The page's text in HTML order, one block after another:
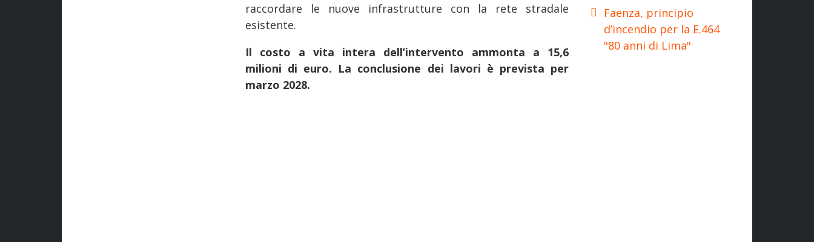
raccordare le nuove infrastrutture con la rete stradale
esistente.
Il costo a vita intera dell’intervento ammonta a 15,6
milioni di euro. La conclusione dei lavori è prevista per
marzo 2028.
Faenza, principio
d’incendio per la E.464
"80 anni di Lima"